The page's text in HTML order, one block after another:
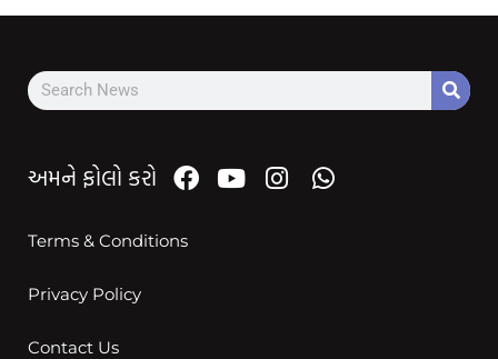
અમને ફોલો કરો
Terms & Conditions
Privacy Policy
Contact Us